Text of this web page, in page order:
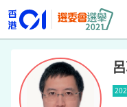
呂聯勤